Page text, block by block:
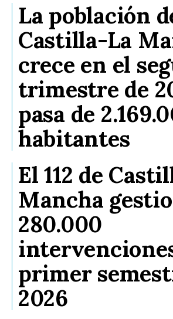
La población
Castilla-La
crece en el
trimestre de
pasa de
habitantes
El 112 de
Mancha
280.000
primer
2026